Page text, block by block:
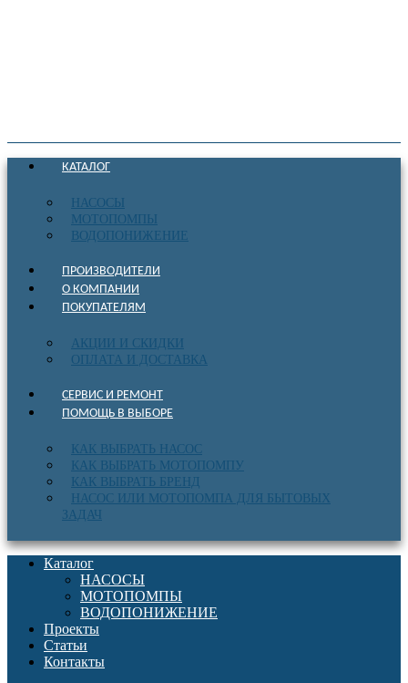
КАТАЛОГ
НАСОСЫ
МОТОПОМПЫ
ВОДОПОНИЖЕНИЕ
ПРОИЗВОДИТЕЛИ
О КОМПАНИИ
ПОКУПАТЕЛЯМ
АКЦИИ И СКИДКИ
ОПЛАТА И ДОСТАВКА
СЕРВИС И РЕМОНТ
ПОМОЩЬ В ВЫБОРЕ
КАК ВЫБРАТЬ НАСОС
КАК ВЫБРАТЬ МОТОПОМПУ
КАК ВЫБРАТЬ БРЕНД
НАСОС ИЛИ МОТОПОМПА ДЛЯ БЫТОВЫХ
ЗАДАЧ
Каталог
НАСОСЫ
МОТОПОМПЫ
ВОДОПОНИЖЕНИЕ
Проекты
Статьи
Контакты